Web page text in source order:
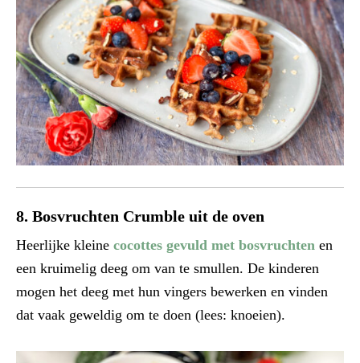
8. Bosvruchten Crumble uit de oven
Heerlijke kleine cocottes gevuld met bosvruchten en
een kruimelig deeg om van te smullen. De kinderen
mogen het deeg met hun vingers bewerken en vinden
dat vaak geweldig om te doen (lees: knoeien).